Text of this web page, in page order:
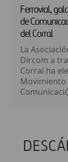
Ferrovial,
de
del Corral
La
Dircom a
Corral ha
Movimiento